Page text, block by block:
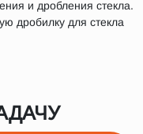
и дробления стекла.
дробилку для стекла